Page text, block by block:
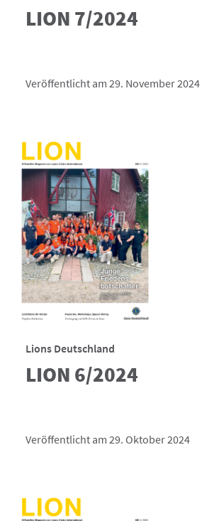
LION 7/2024
Veröffentlicht am 29. November 2024
Lions Deutschland
LION 6/2024
Veröffentlicht am 29. Oktober 2024